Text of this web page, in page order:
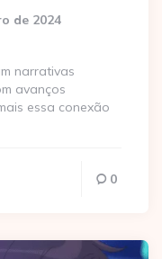
de 2024
narrativas
avanços
essa conexão
0